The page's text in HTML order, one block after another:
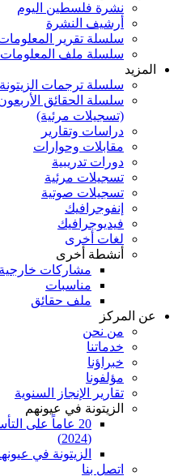
نشرة فلسطين اليوم
أرشيف النشرة
سلسلة تقرير
سلسلة ملف المعلومات
المزيد
سلسلة ترجمات الزيتونة
سلسلة الحقائق
(تسجيلات مرئية)
دراسات وتقارير
مقابلات وحوارات
دورات تدريبية
تسجيلات مرئية
تسجيلات صوتية
إنفوجرافيك
فيديوجرافيك
لغات أخرى
أنشطة أخرى
مشاركات خارجية
مناسبات
ملف حقائق
عن المركز
من نحن
خدماتنا
خبراؤنا
مؤلفونا
تقارير الإنجاز السنوية
الزيتونة في عيونهم
20 عاماً على
(2024)
الزيتونة في عيونهم
اتصل بنا